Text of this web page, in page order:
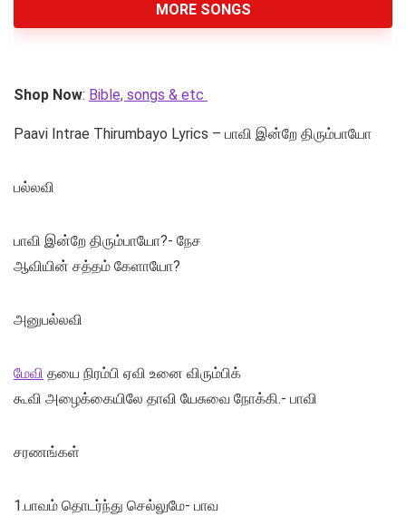
MORE SONGS
Shop Now: Bible, songs & etc
Paavi Intrae Thirumbayo Lyrics – பாவி இன்றே திரும்பாயோ
பல்லவி
பாவி இன்றே திரும்பாயோ?- நேச
ஆவியின் சத்தம் கேளாயோ?
அனுபல்லவி
மேவி தயை நிரம்பி ஏவி உனை விரும்பிக்
கூவி அழைக்கையிலே தாவி யேசுவை நோக்கி.- பாவி
சரணங்கள்
1.பாவம் தொடர்ந்து செல்லுமே- பாவ